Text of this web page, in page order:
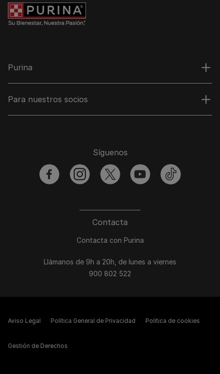
Purina
Para nuestros socios
Contacta
Contacta con Purina
Llámanos de 9h a 20h, de lunes a viernes
900 802 522
Síguenos
facebookinstagramtwitter youtubetiktok
Aviso Legal Política General de Privacidad Política de cookies
Gestión de Derechos